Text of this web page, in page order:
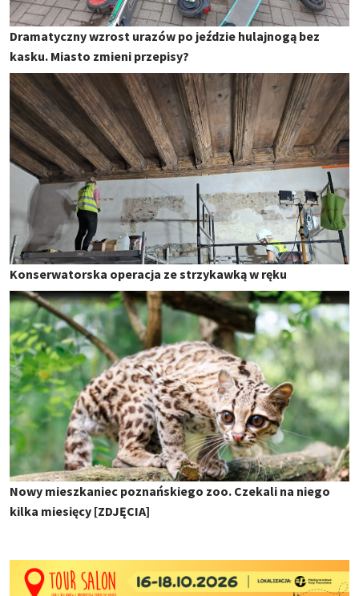
Dramatyczny wzrost urazów po jeździe hulajnogą bez
kasku. Miasto zmieni przepisy?
Konserwatorska operacja ze strzykawką w ręku
Nowy mieszkaniec poznańskiego zoo. Czekali na niego
kilka miesięcy [ZDJĘCIA]